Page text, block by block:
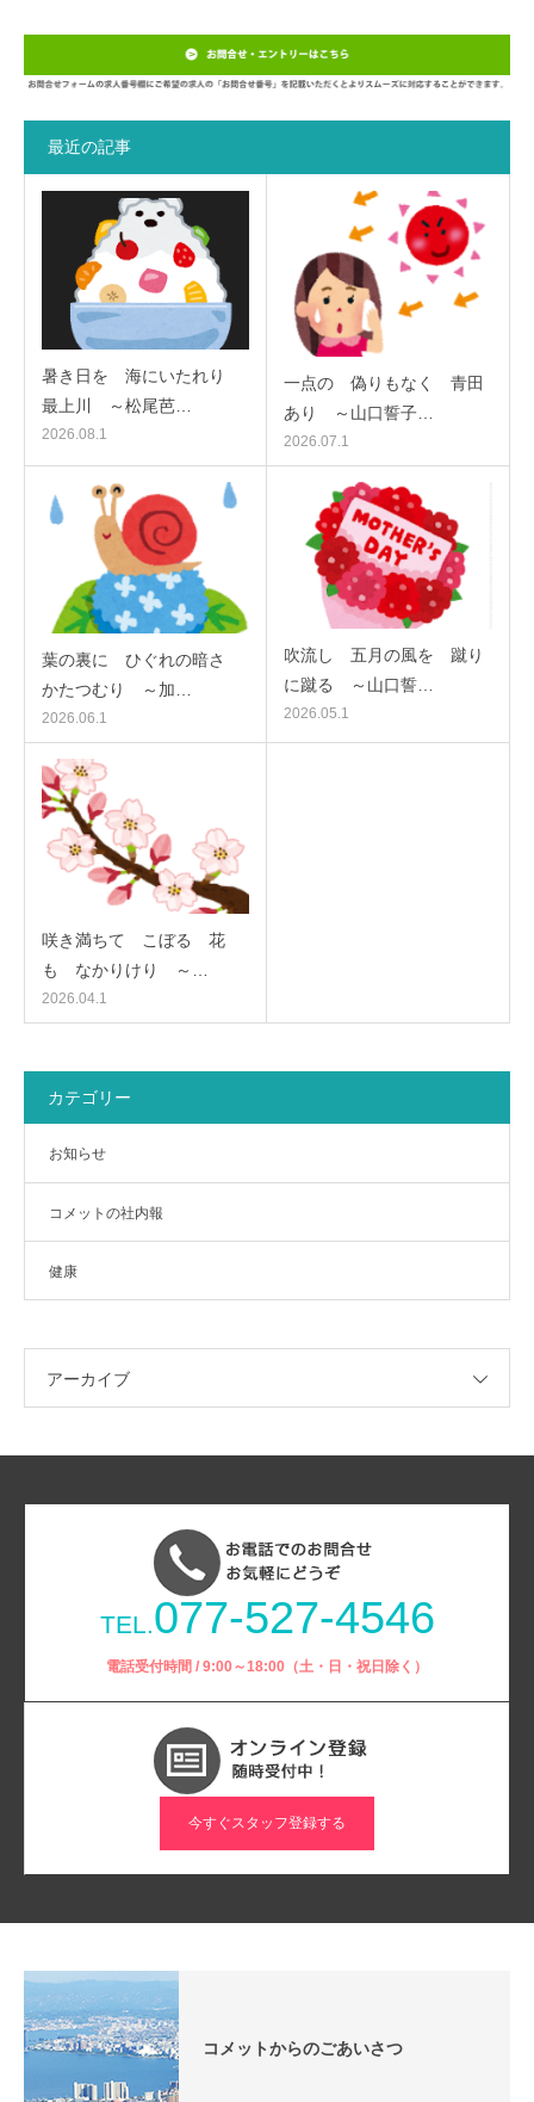
最近の記事
暑き日を 海にいたれり
最上川 ～松尾芭…
2026.08.1
一点の 偽りもなく 青田
あり ～山口誓子…
2026.07.1
葉の裏に ひぐれの暗さ
かたつむり ～加…
2026.06.1
吹流し 五月の風を 蹴り
に蹴る ～山口誓…
2026.05.1
咲き満ちて こぼるゝ花
も なかりけり ～…
2026.04.1
カテゴリー
お知らせ
コメットの社内報
健康
アーカイブ
TEL.077-527-4546
電話受付時間 / 9:00～18:00（土・日・祝日除く）
今すぐスタッフ登録する
コメットからのごあいさつ